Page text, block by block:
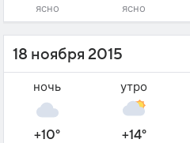
ясно ясно
18 ноября 2015
ночь
+10°
утро
+14°